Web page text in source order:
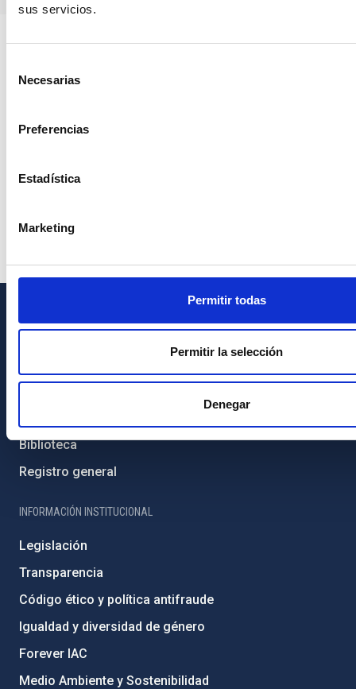
sus servicios.
Necesarias
Preferencias
Estadística
Marketing
Permitir todas
Permitir la selección
Denegar
INFORMACIÓN GENERAL
Biblioteca
Registro general
INFORMACIÓN INSTITUCIONAL
Legislación
Transparencia
Código ético y política antifraude
Igualdad y diversidad de género
Forever IAC
Medio Ambiente y Sostenibilidad